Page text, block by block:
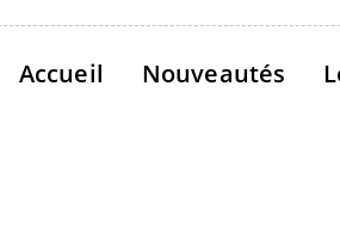
Accueil Nouveautés